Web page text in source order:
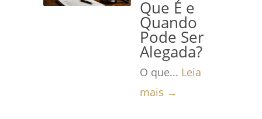
Que É e
Quando
Pode Ser
Alegada?
O que... Leia
mais →